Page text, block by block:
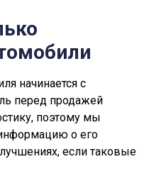
начинается с
перед продажей
поэтому мы
о его
если таковые